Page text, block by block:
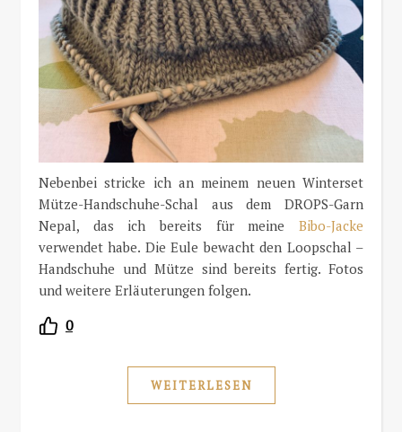
Nebenbei stricke ich an meinem neuen Winterset
Mütze-Handschuhe-Schal aus dem DROPS-Garn
Nepal, das ich bereits für meine Bibo-Jacke
verwendet habe. Die Eule bewacht den Loopschal –
Handschuhe und Mütze sind bereits fertig. Fotos
und weitere Erläuterungen folgen.
0
WEITERLESEN